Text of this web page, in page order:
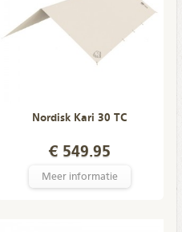
Nordisk Kari 30 TC
€ 549.95
Meer informatie